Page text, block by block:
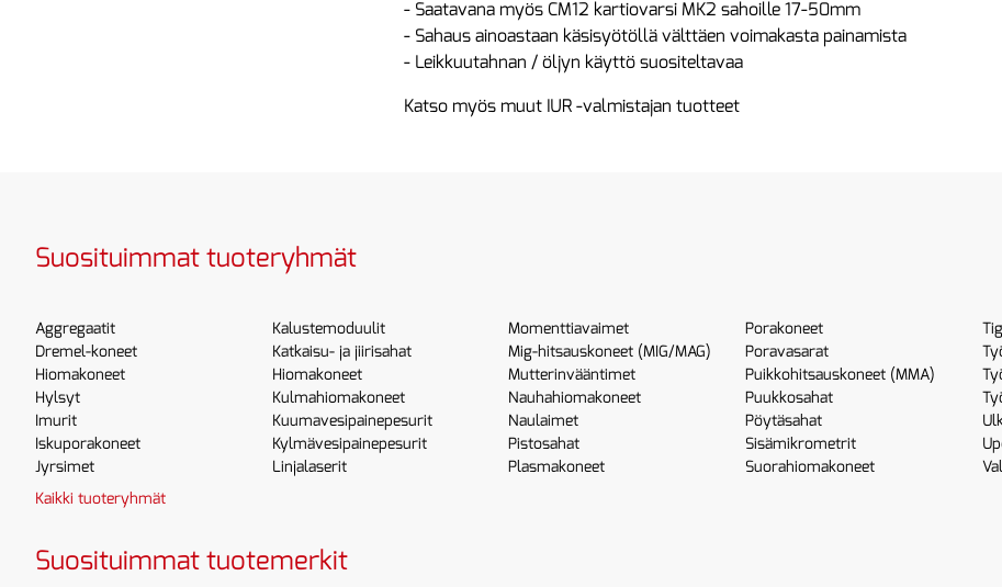
- Saatavana myös CM12 kartiovarsi MK2 sahoille 17-50mm
- Sahaus ainoastaan käsisyötöllä välttäen voimakasta painamista
- Leikkuutahnan / öljyn käyttö suositeltavaa
Katso myös muut IUR -valmistajan tuotteet
Suosituimmat tuoteryhmät
Aggregaatit
Dremel-koneet
Hiomakoneet
Hylsyt
Imurit
Iskuporakoneet
Jyrsimet
Kalustemoduulit
Katkaisu- ja jiirisahat
Hiomakoneet
Kulmahiomakoneet
Kuumavesipainepesurit
Kylmävesipainepesurit
Linjalaserit
Momenttiavaimet
Mig-hitsauskoneet (MIG/MAG)
Mutterinvääntimet
Nauhahiomakoneet
Naulaimet
Pistosahat
Plasmakoneet
Porakoneet
Poravasarat
Puikkohitsauskoneet (MMA)
Puukkosahat
Pöytäsahat
Sisämikrometrit
Suorahiomakoneet
Kaikki tuoteryhmät
Suosituimmat tuotemerkit